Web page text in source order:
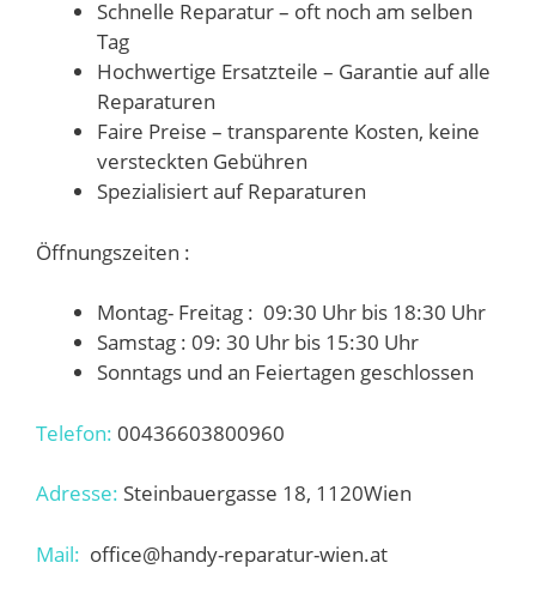
Schnelle Reparatur – oft noch am selben
Tag
Hochwertige Ersatzteile – Garantie auf alle
Reparaturen
Faire Preise – transparente Kosten, keine
versteckten Gebühren
Spezialisiert auf Reparaturen
Öffnungszeiten :
Montag- Freitag : 09:30 Uhr bis 18:30 Uhr
Samstag : 09: 30 Uhr bis 15:30 Uhr
Sonntags und an Feiertagen geschlossen
Telefon: 00436603800960
Adresse: Steinbauergasse 18, 1120Wien
Mail: office@handy-reparatur-wien.at